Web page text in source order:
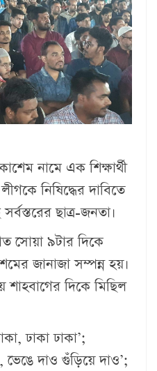
নামে এক শিক্ষার্থী
নিষিদ্ধের দাবিতে
ছাত্র-জনতা।
সোয়া ৯টার দিকে
জানাজা সম্পন্ন হয়।
দিকে মিছিল
ঢাকা ঢাকা’;
দাও গুঁড়িয়ে দাও’;